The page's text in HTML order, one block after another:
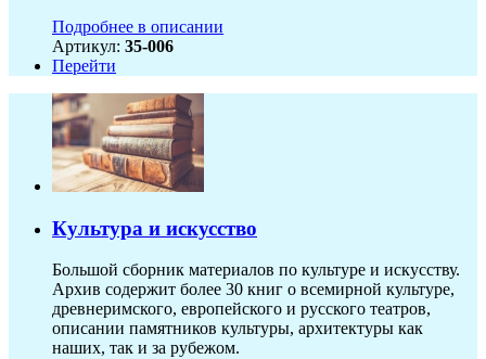
Подробнее в описании
Артикул: 35-006
Перейти
Культура и искусство
Большой сборник материалов по культуре и искусству.
Архив содержит более 30 книг о всемирной культуре,
древнеримского, европейского и русского театров,
описании памятников культуры, архитектуры как
наших, так и за рубежом.